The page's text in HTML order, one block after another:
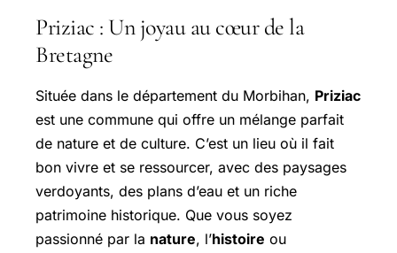
Priziac : Un joyau au cœur de la
Bretagne
Située dans le département du Morbihan, Priziac
est une commune qui offre un mélange parfait
de nature et de culture. C’est un lieu où il fait
bon vivre et se ressourcer, avec des paysages
verdoyants, des plans d’eau et un riche
patrimoine historique. Que vous soyez
passionné par la nature, l’histoire ou